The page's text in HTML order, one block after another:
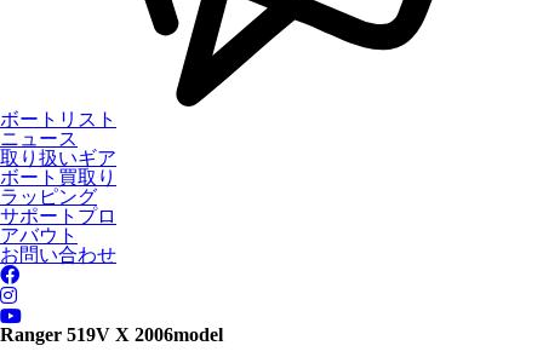
ボートリスト
ニュース
取り扱いギア
ボート買取り
ラッピング
サポートプロ
アバウト
お問い合わせ
Ranger 519V X 2006model